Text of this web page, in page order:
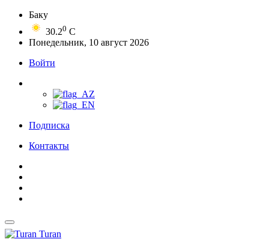
Баку
30.20 C
Понедельник, 10 август 2026
Войти
Подписка
Контакты
Turan